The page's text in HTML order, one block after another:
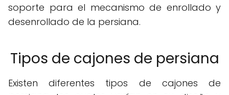
soporte para el mecanismo de enrollado y
desenrollado de la persiana.
Tipos de cajones de persiana
Existen diferentes tipos de cajones de